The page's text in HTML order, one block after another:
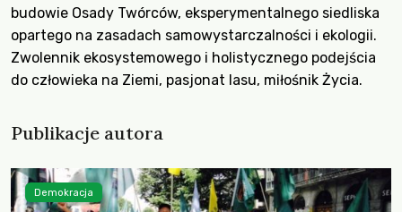
budowie Osady Twórców, eksperymentalnego siedliska
opartego na zasadach samowystarczalności i ekologii.
Zwolennik ekosystemowego i holistycznego podejścia
do człowieka na Ziemi, pasjonat lasu, miłośnik Życia.
Publikacje autora
Demokracja